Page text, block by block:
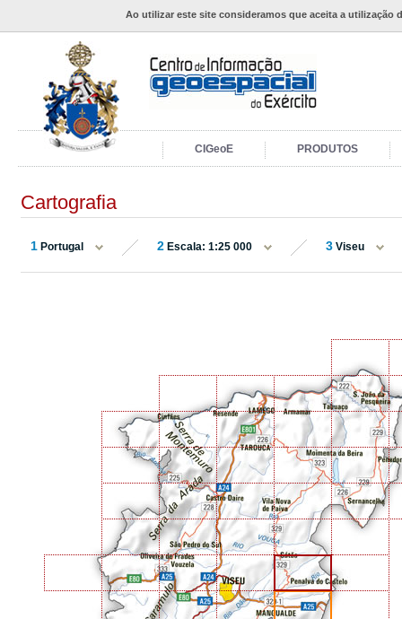
Ao utilizar este site consideramos que aceita a utilização
CIGeoE PRODUTOS
Cartografia
1 Portugal 2 Escala: 1:25 000 3 Viseu